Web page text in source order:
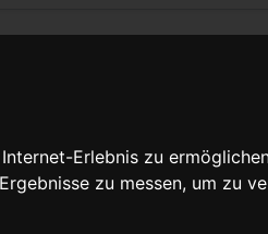
Erlebnis zu
zu messen, um zu
Quelltext anzeigen